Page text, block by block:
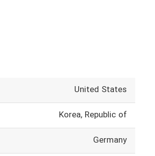
United States
Korea, Republic of
Germany